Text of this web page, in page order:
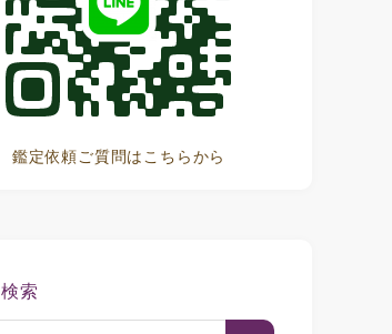
鑑定依頼ご質問はこちらから
検索